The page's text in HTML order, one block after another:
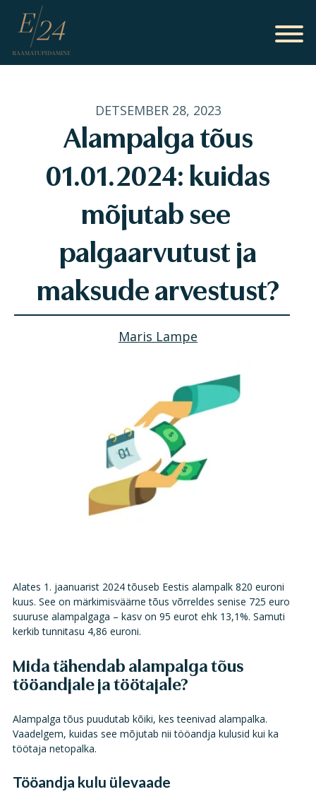
DETSEMBER 28, 2023
Alampalga tõus
01.01.2024: kuidas
mõjutab see
palgaarvutust ja
maksude arvestust?
Maris Lampe
Alates 1. jaanuarist 2024 tõuseb Eestis alampalk 820 euroni
kuus. See on märkimisväärne tõus võrreldes senise 725 euro
suuruse alampalgaga – kasv on 95 eurot ehk 13,1%. Samuti
kerkib tunnitasu 4,86 euroni.
Mida tähendab alampalga tõus
tööandjale ja töötajale?
Alampalga tõus puudutab kõiki, kes teenivad alampalka.
Vaadelgem, kuidas see mõjutab nii tööandja kulusid kui ka
töötaja netopalka.
Tööandja kulu ülevaade